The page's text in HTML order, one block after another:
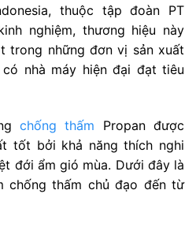
thuộc tập đoàn PT
nghiệm, thương hiệu này
trong những đơn vị sản xuất
nhà máy hiện đại đạt tiêu
chống thấm Propan được
tốt bởi khả năng thích nghi
đới ẩm gió mùa. Dưới đây là
chống thấm chủ đạo đến từ